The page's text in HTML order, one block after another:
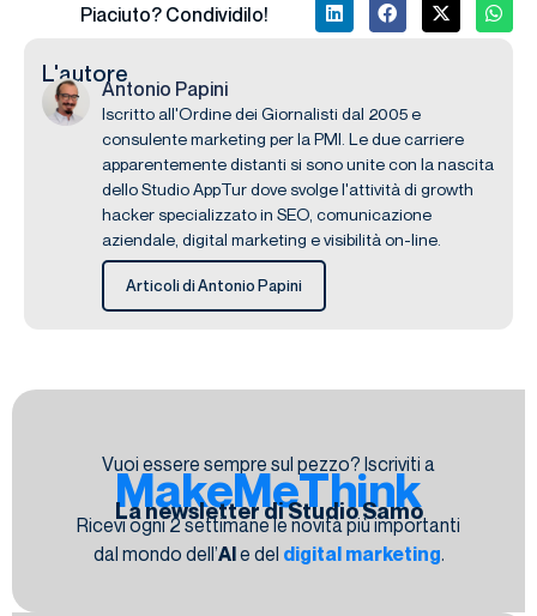
Piaciuto? Condividilo!
L'autore
Antonio Papini
Iscritto all'Ordine dei Giornalisti dal 2005 e
consulente marketing per la PMI. Le due carriere
apparentemente distanti si sono unite con la nascita
dello Studio AppTur dove svolge l'attività di growth
hacker specializzato in SEO, comunicazione
aziendale, digital marketing e visibilità on-line.
Articoli di Antonio Papini
Vuoi essere sempre sul pezzo? Iscriviti a
MakeMeThink
La newsletter di Studio Samo
Ricevi ogni 2 settimane le novità più importanti
dal mondo dell’AIe del digital marketing.